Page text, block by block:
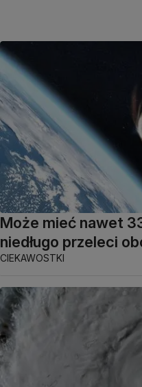
Może mieć nawet
niedługo przeleci
CIEKAWOSTKI